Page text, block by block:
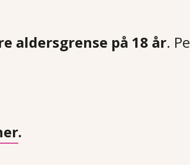
aldersgrense på 18 år.
.